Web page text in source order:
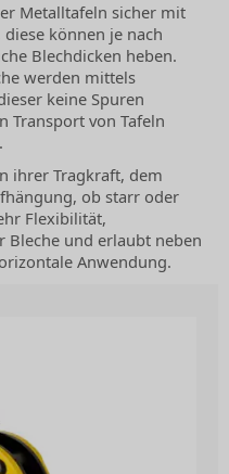
Metalltafeln sicher mit
können je nach
Blechdicken heben.
werden mittels
keine Spuren
Transport von Tafeln
ihrer Tragkraft, dem
ob starr oder
Flexibilität,
Bleche und erlaubt neben
Anwendung.